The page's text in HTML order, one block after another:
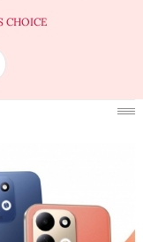
CHOICE